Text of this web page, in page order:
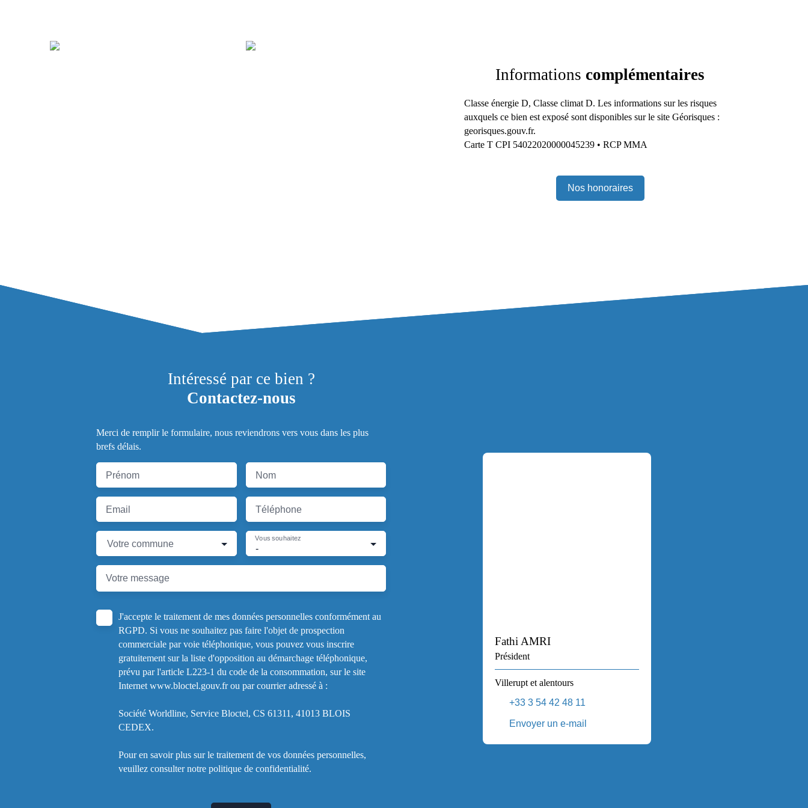
Informations complémentaires
Classe énergie D, Classe climat D. Les informations sur les risques
auxquels ce bien est exposé sont disponibles sur le site Géorisques :
georisques.gouv.fr.
Carte T CPI 54022020000045239 • RCP MMA
Nos honoraires
Intéressé par ce bien ?
Contactez-nous
Merci de remplir le formulaire, nous reviendrons vers vous dans les plus
brefs délais.
Prénom Nom
Email Téléphone
Votre commune -
Vous souhaitez
Votre message
J'accepte le traitement de mes données personnelles conformément au
RGPD. Si vous ne souhaitez pas faire l'objet de prospection
commerciale par voie téléphonique, vous pouvez vous inscrire
gratuitement sur la liste d'opposition au démarchage téléphonique,
prévu par l'article L223-1 du code de la consommation, sur le site
Internet www.bloctel.gouv.fr ou par courrier adressé à :
Société Worldline, Service Bloctel, CS 61311, 41013 BLOIS
CEDEX.
Pour en savoir plus sur le traitement de vos données personnelles,
veuillez consulter notre politique de confidentialité.
Fathi AMRI
Président
Villerupt et alentours
+33 3 54 42 48 11
Envoyer un e-mail